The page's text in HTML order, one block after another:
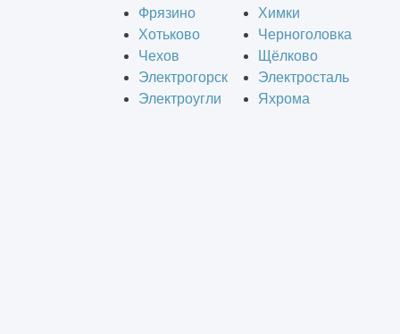
Фрязино
Химки
Хотьково
Черноголовка
Чехов
Щёлково
Электрогорск
Электросталь
Электроугли
Яхрома